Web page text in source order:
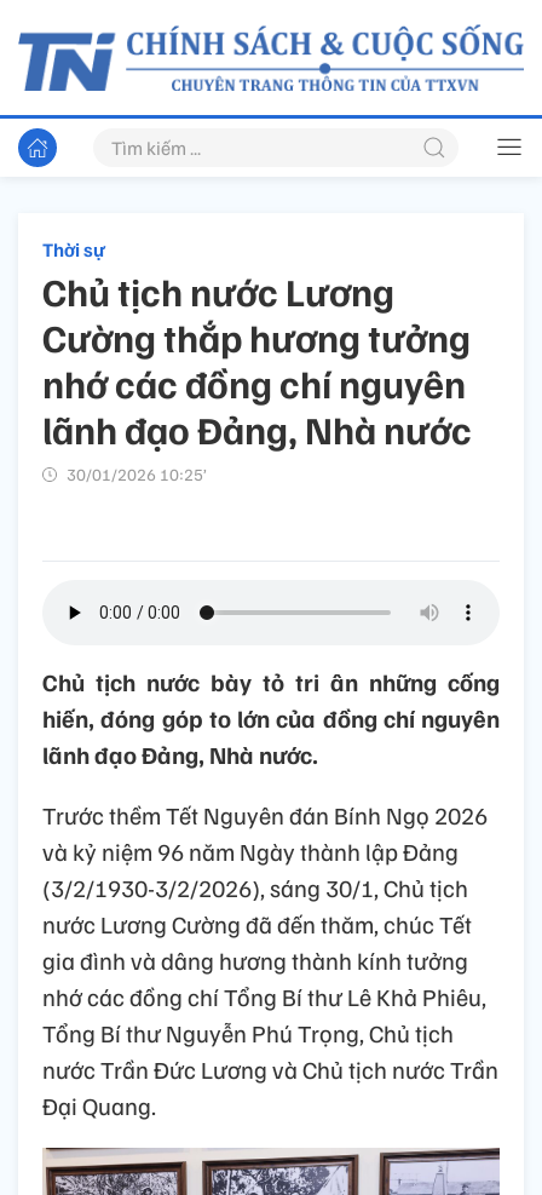
Thời sự
Chủ tịch nước Lương
Cường thắp hương tưởng
nhớ các đồng chí nguyên
lãnh đạo Đảng, Nhà nước
30/01/2026 10:25’
Chủ tịch nước bày tỏ tri ân những cống
hiến, đóng góp to lớn của đồng chí nguyên
lãnh đạo Đảng, Nhà nước.
Trước thềm Tết Nguyên đán Bính Ngọ 2026
và kỷ niệm 96 năm Ngày thành lập Đảng
(3/2/1930-3/2/2026), sáng 30/1, Chủ tịch
nước Lương Cường đã đến thăm, chúc Tết
gia đình và dâng hương thành kính tưởng
nhớ các đồng chí Tổng Bí thư Lê Khả Phiêu,
Tổng Bí thư Nguyễn Phú Trọng, Chủ tịch
nước Trần Đức Lương và Chủ tịch nước Trần
Đại Quang.